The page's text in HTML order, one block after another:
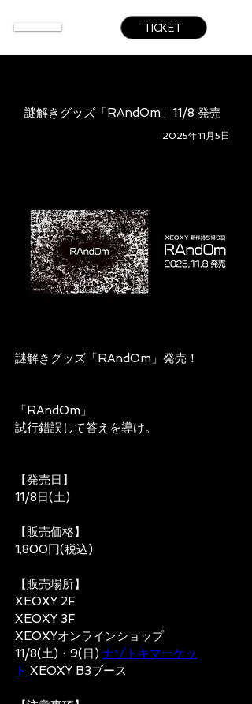
TICKET
謎解きグッズ「RAndOm」11/8 発売
2025年11月5日
謎解きグッズ「RAndOm」発売！
「RAndOm」
試行錯誤して答えを導け。
【発売日】
11/8日(土)
【販売価格】
1,800円(税込)
【販売場所】
XEOXY 2F
XEOXY 3F
XEOXYオンラインショップ
11/8(土)・9(日) ナゾトキマーケッ
ト XEOXY B3ブース